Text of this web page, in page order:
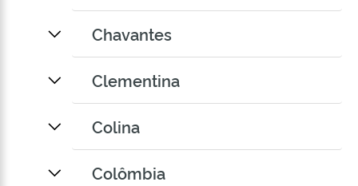
Chavantes
Clementina
Colina
Colômbia